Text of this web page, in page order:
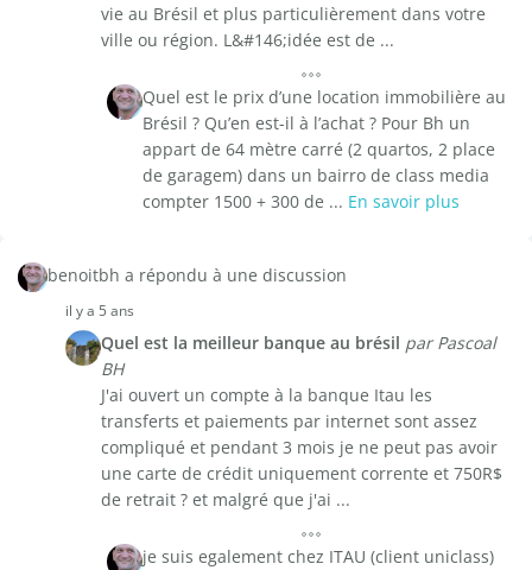
vie au Brésil et plus particulièrement dans votre
ville ou région. L&#146;idée est de ...
Quel est le prix d’une location immobilière au
Brésil ? Qu’en est-il à l’achat ? Pour Bh un
appart de 64 mètre carré (2 quartos, 2 place
de garagem) dans un bairro de class media
compter 1500 + 300 de ... En savoir plus
benoitbh a répondu à une discussion
il y a 5 ans
Quel est la meilleur banque au brésil par Pascoal
BH
J'ai ouvert un compte à la banque Itau les
transferts et paiements par internet sont assez
compliqué et pendant 3 mois je ne peut pas avoir
une carte de crédit uniquement corrente et 750R$
de retrait ? et malgré que j'ai ...
je suis egalement chez ITAU (client uniclass)